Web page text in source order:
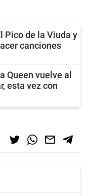
Pico de la Viuda y
canciones
Queen vuelve al
esta vez con